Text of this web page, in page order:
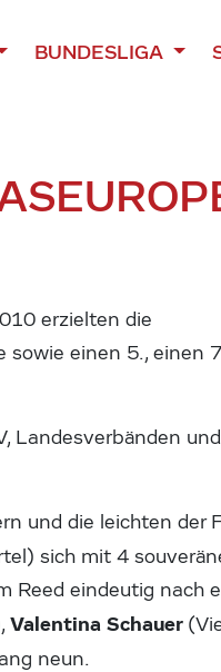
BUNDESLIGA
erzielten die
sowie einen 5., einen
Landesverbänden
und die leichten der
sich mit 4
Reed eindeutig nach
Valentina Schauer
neun.